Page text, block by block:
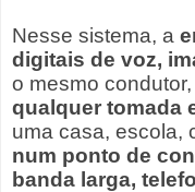
Nesse sistema, a
digitais de voz,
o mesmo
qualquer tomada
uma casa, escola,
num ponto de
banda larga,